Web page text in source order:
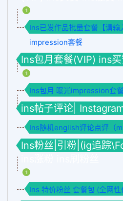
1
Ins已发作品批量套餐【请输
impression套餐
Ins包月套餐(VIP) ins
1
Ins包月 曝光impression套
ins帖子评论|
Ins随机english评论点评（
Ins粉丝|引粉|(ig追踪
1
Ins 特价粉丝 套餐包 (全网性